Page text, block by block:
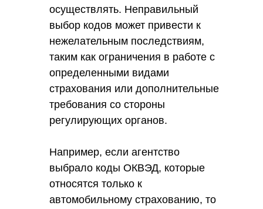
осуществлять. Неправильный
выбор кодов может привести к
нежелательным последствиям,
таким как ограничения в работе с
определенными видами
страхования или дополнительные
требования со стороны
регулирующих органов.
Например, если агентство
выбрало коды ОКВЭД, которые
относятся только к
автомобильному страхованию, то